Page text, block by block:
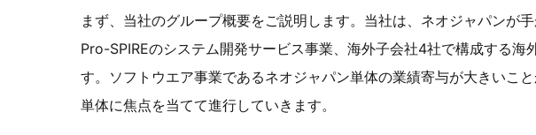
まず、当社のグループ概要をご説明します。当社は、ネオジャパンが
Pro-SPIREのシステム開発サービス事業、海外子会社4社で構成する海
す。ソフトウエア事業であるネオジャパン単体の業績寄与が大きいこ
単体に焦点を当てて進行していきます。